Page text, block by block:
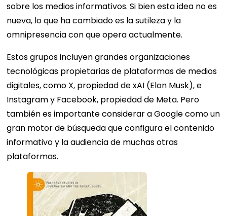
sobre los medios informativos. Si bien esta idea no es
nueva, lo que ha cambiado es la sutileza y la
omnipresencia con que opera actualmente.
Estos grupos incluyen grandes organizaciones
tecnológicas propietarias de plataformas de medios
digitales, como X, propiedad de xAI (Elon Musk), e
Instagram y Facebook, propiedad de Meta. Pero
también es importante considerar a Google como un
gran motor de búsqueda que configura el contenido
informativo y la audiencia de muchas otras
plataformas.